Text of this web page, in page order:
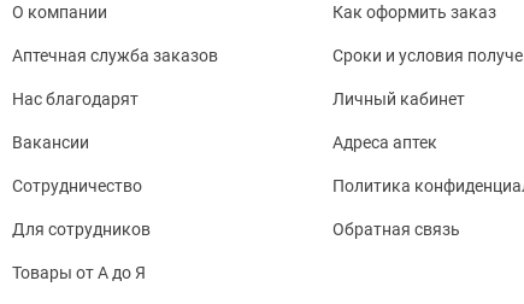
О компании
Аптечная служба заказов
Нас благодарят
Вакансии
Сотрудничество
Для сотрудников
Товары от А до Я
Как оформить заказ
Сроки и условия
Личный кабинет
Адреса аптек
Политика
Обратная связь